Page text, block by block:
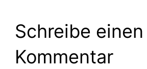
Schreibe einen
Kommentar